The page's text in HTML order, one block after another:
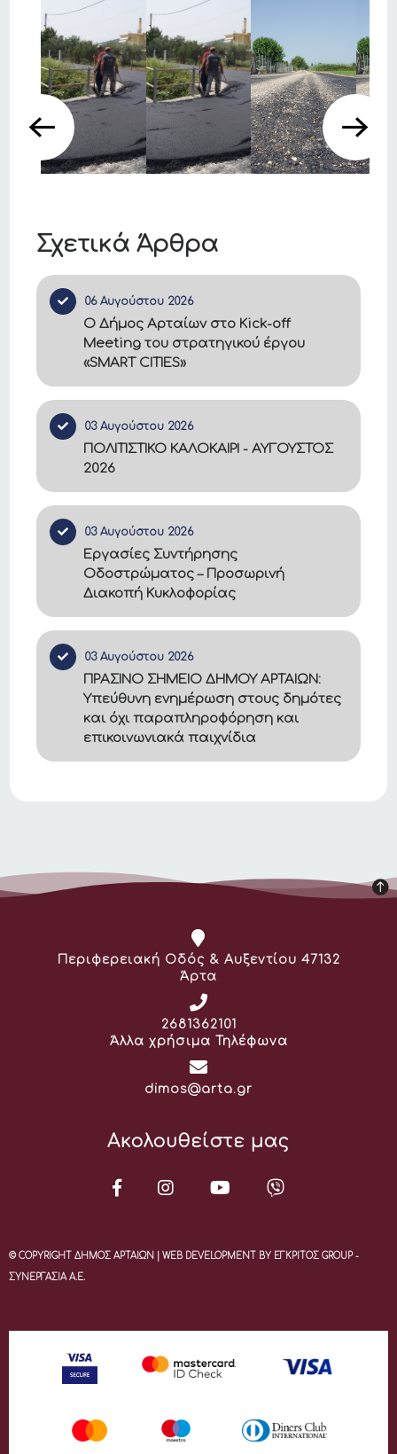
Σχετικά Άρθρα
06 Αυγούστου 2026
Ο Δήμος Αρταίων στο Kick-off
Meeting του στρατηγικού έργου
«SMART CITIES»
03 Αυγούστου 2026
ΠΟΛΙΤΙΣΤΙΚΟ ΚΑΛΟΚΑΙΡΙ - ΑΥΓΟΥΣΤΟΣ
2026
03 Αυγούστου 2026
Εργασίες Συντήρησης
Οδοστρώματος – Προσωρινή
Διακοπή Κυκλοφορίας
03 Αυγούστου 2026
ΠΡΑΣΙΝΟ ΣΗΜΕΙΟ ΔΗΜΟΥ ΑΡΤΑΙΩΝ:
Υπεύθυνη ενημέρωση στους δημότες
και όχι παραπληροφόρηση και
επικοινωνιακά παιχνίδια
Διεύθυνση:
Περιφερειακή Οδός & Αυξεντίου 47132
Άρτα
Τηλέφωνο:
2681362101
Άλλα χρήσιμα Τηλέφωνα
Email:
dimos@arta.gr
Ακολουθείστε μας
© COPYRIGHT ΔΗΜΟΣ ΑΡΤΑΙΩΝ | WEB DEVELOPMENT BY ΕΓΚΡΙΤΟΣ GROUP -
ΣΥΝΕΡΓΑΣΙΑ Α.Ε.